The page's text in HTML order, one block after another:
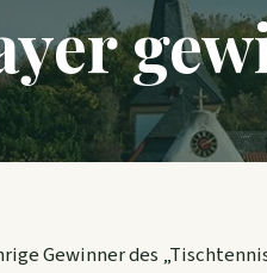
Gewinner des